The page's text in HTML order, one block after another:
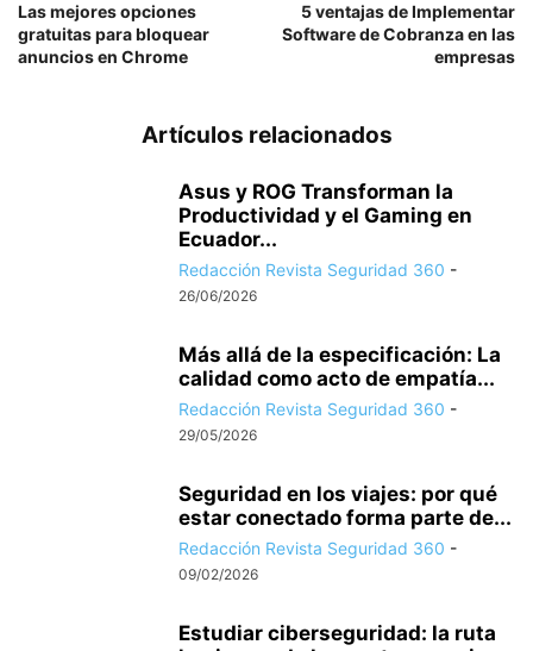
Las mejores opciones
gratuitas para bloquear
anuncios en Chrome
5 ventajas de Implementar
Software de Cobranza en las
empresas
Artículos relacionados
Asus y ROG Transforman la
Productividad y el Gaming en
Ecuador...
Redacción Revista Seguridad 360 -
26/06/2026
Más allá de la especificación: La
calidad como acto de empatía...
Redacción Revista Seguridad 360 -
29/05/2026
Seguridad en los viajes: por qué
estar conectado forma parte de...
Redacción Revista Seguridad 360 -
09/02/2026
Estudiar ciberseguridad: la ruta